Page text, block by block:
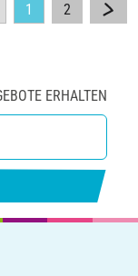
1 2
ERHALTEN